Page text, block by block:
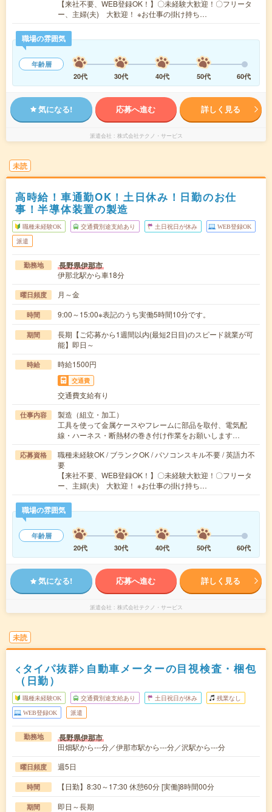
【来社不要、WEB登録OK！】〇未経験大歓迎！〇フリータ
ー、主婦(夫) 大歓迎！ ※お仕事の掛け持ち…
職場の雰囲気
年齢層
20代
30代 40代 50代 60代
気になる! 応募へ進む 詳しく見る
派遣会社 株式会社テクノ・サービス
未読
高時給！車通勤OK！土日休み！日勤のお仕
事！半導体装置の製造
職種未経験OK 交通費別途支給あり 土日祝日が休み WEB登録OK
派遣
勤務地 長野県伊那市
伊那北駅から車18分
曜日頻度 月～金
時間 9:00～15:00※表記のうち実働5時間10分です。
期間
長期【ご応募から1週間以内(最短2日目)のスピード就業が可
能】即日～
時給 時給1500円
交通費
交通費支給有り
仕事内容
製造（組立・加工）
工具を使って金属ケースやフレームに部品を取付、電気配
線・ハーネス・断熱材の巻き付け作業をお願いします…
応募資格
職種未経験OK / ブランクOK / パソコンスキル不要 / 英語力不
要
【来社不要、WEB登録OK！】〇未経験大歓迎！〇フリータ
ー、主婦(夫) 大歓迎！ ※お仕事の掛け持ち…
職場の雰囲気
年齢層
20代
30代 40代 50代 60代
気になる! 応募へ進む 詳しく見る
派遣会社 株式会社テクノ・サービス
未読
<タイパ抜群>自動車メーターの目視検査・梱包
（日勤）
職種未経験OK 交通費別途支給あり 土日祝日が休み 残業なし
WEB登録OK 派遣
勤務地 長野県伊那市
田畑駅から---分／伊那市駅から---分／沢駅から---分
曜日頻度 週5日
時間 【日勤】8:30～17:30 休憩60分 [実働]8時間00分
期間 即日～長期